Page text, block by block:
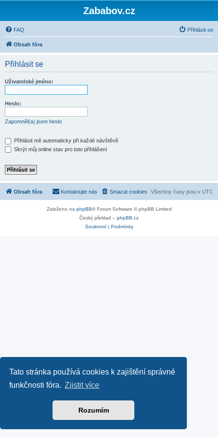
Tato stránka používá cookies k zajištění správné
funkčnosti fóra. Zjistit více
Rozumím
Zababov.cz
FAQ Přihlásit se
Obsah fóra
Přihlásit se
Uživatelské jméno:
Heslo:
Zapomněl(a) jsem heslo
Přihlásit mě automaticky při každé návštěvě
Skrýt můj online stav pro toto přihlášení
Obsah fóra Všechny časy jsou v UTC
Smazat cookies
Kontaktujte nás
Založeno na phpBB® Forum Software © phpBB Limited
Český překlad – phpBB.cz
Soukromí| Podmínky